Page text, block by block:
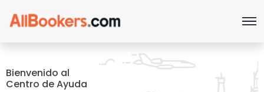
Bienvenido al
Centro de Ayuda